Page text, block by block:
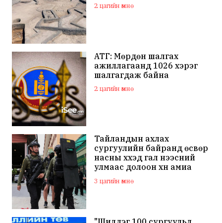
2 цагийн өмнө
АТГ: Мөрдөн шалгах
ажиллагаанд 1026 хэрэг
шалгагдаж байна
2 цагийн өмнө
Тайландын ахлах
сургуулийн байранд өсвөр
насны хүүхэд гал нээсний
улмаас долоон хүн амиа
алдаж, 30 гаруй хүн
шархаджээ
3 цагийн өмнө